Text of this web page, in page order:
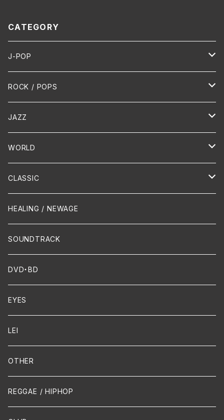
CATEGORY
J-POP
HR/HM
演歌 / 歌謡曲
PUNK/HARDCORE
Hip-Hop/Dancehall Reggae
ROCK / POPS
Oldies
HR/HM
JAZZ
Vocal
Piano
Crossover / Fusion
Dixie / New Orleans
FUNK
WORLD
HAWAIIAN
Chanson
CLASSIC
Piano
Flute
Violin
Cello
Guitar / Ukulele
Mandolin
声楽
HEALING / NEWAGE
SOUNDTRACK
DVD・BD
EYES
LEI
OTHER
REGGAE / HIPHOP